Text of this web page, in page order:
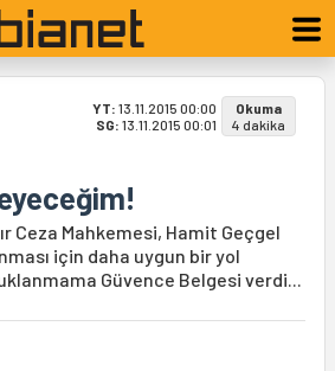
YT: 13.11.2015 00:00
SG: 13.11.2015 00:01
Okuma
4 dakika
Ceza Mahkemesi, Hamit Geçgel
için daha uygun bir yol
Güvence Belgesi verdi...